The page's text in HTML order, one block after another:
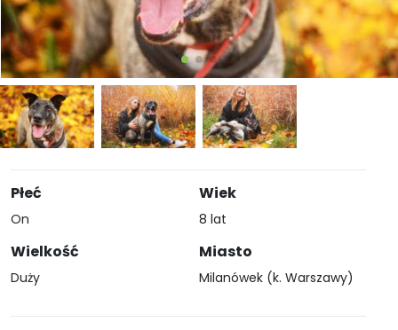
Płeć
On
Wielkość
Duży
Wiek
8 lat
Miasto
Milanówek (k. Warszawy)